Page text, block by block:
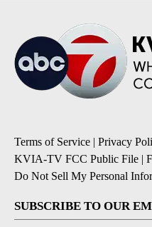
Terms of Service | Privacy
KVIA-TV FCC Public File |
Do Not Sell My Personal
SUBSCRIBE TO OUR